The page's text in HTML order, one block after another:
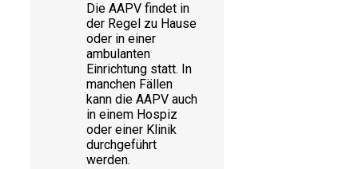
Die AAPV findet in
der Regel zu Hause
oder in einer
ambulanten
Einrichtung statt. In
manchen Fällen
kann die AAPV auch
in einem Hospiz
oder einer Klinik
durchgeführt
werden.